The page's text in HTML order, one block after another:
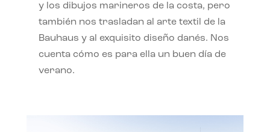
y los dibujos marineros de la costa, pero
también nos trasladan al arte textil de la
Bauhaus y al exquisito diseño danés. Nos
cuenta cómo es para ella un buen día de
verano.